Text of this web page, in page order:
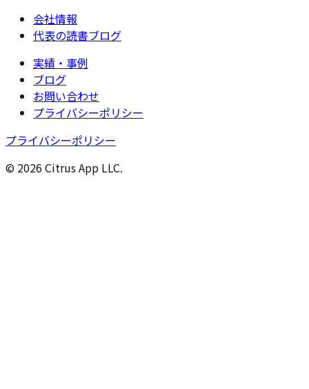
会社情報
代表の読書ブログ
実績・事例
ブログ
お問い合わせ
プライバシーポリシー
プライバシーポリシー
© 2026 Citrus App LLC.